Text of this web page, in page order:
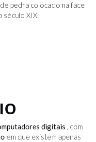
pedra colocado na face
século XIX.
digitais , com
em que existem apenas